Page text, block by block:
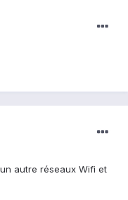
autre réseaux Wifi et